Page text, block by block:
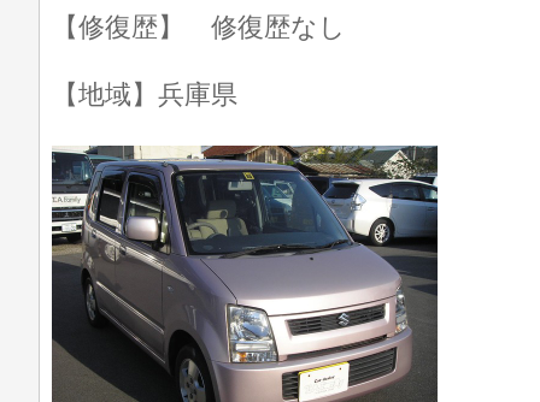
【修復歴】 修復歴なし
【地域】兵庫県